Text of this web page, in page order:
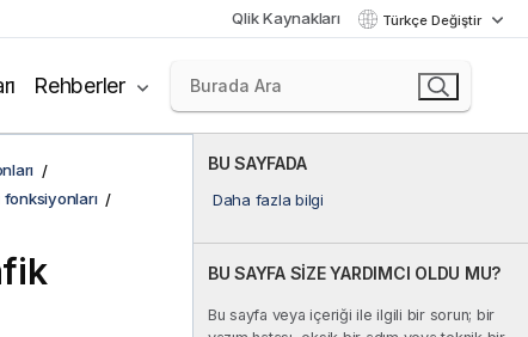
Qlik Kaynakları Türkçe Değiştir
Rehberler
BU SAYFADA
Daha fazla bilgi
BU SAYFA SİZE YARDIMCI OLDU MU?
Bu sayfa veya içeriği ile ilgili bir sorun; bir
fonksiyonları